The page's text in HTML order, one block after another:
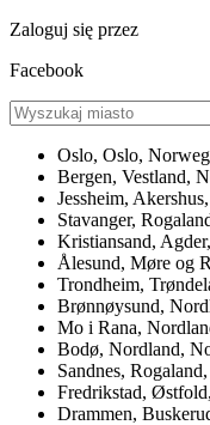
Zaloguj się przez
Facebook
Oslo, Oslo,
Bergen, Vestland,
Jessheim,
Stavanger,
Kristiansand,
Ålesund, Møre og
Trondheim,
Brønnøysund,
Mo i Rana,
Bodø, Nordland,
Sandnes,
Fredrikstad,
Drammen,